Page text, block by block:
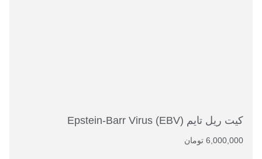
كيت ريل تايم Epstein-Barr Virus (EBV)
6,000,000 تومان